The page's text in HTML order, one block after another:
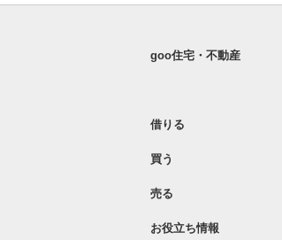
goo住宅・不動産
借りる
買う
売る
お役立ち情報